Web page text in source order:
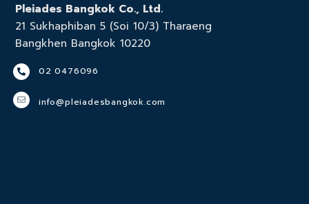
Pleiades Bangkok Co., Ltd.
21 Sukhaphiban 5 (Soi 10/3) Tharaeng
Bangkhen Bangkok 10220
02 0476096
info@pleiadesbangkok.com